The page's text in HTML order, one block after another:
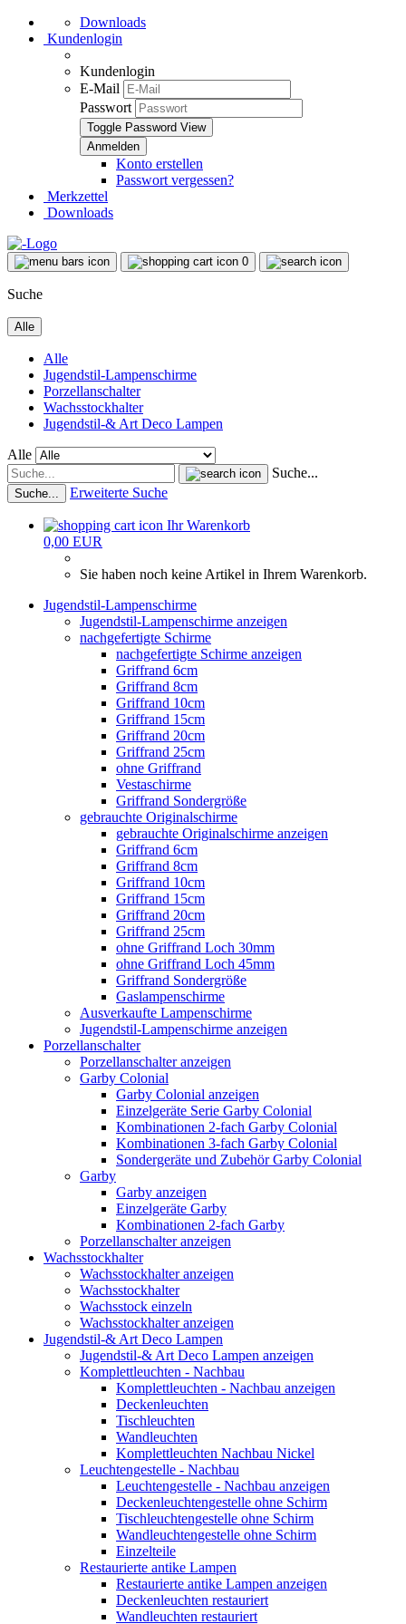
Downloads
Kundenlogin
Kundenlogin
E-Mail
Passwort
Toggle Password View
Konto erstellen
Passwort vergessen?
Merkzettel
Downloads
0
Suche
Alle
Alle
Jugendstil-Lampenschirme
Porzellanschalter
Wachsstockhalter
Jugendstil-& Art Deco Lampen
Alle
Suche...
Suche... Erweiterte Suche
Ihr Warenkorb
0,00 EUR
Sie haben noch keine Artikel in Ihrem Warenkorb.
Jugendstil-Lampenschirme
Jugendstil-Lampenschirme anzeigen
nachgefertigte Schirme
nachgefertigte Schirme anzeigen
Griffrand 6cm
Griffrand 8cm
Griffrand 10cm
Griffrand 15cm
Griffrand 20cm
Griffrand 25cm
ohne Griffrand
Vestaschirme
Griffrand Sondergröße
gebrauchte Originalschirme
gebrauchte Originalschirme anzeigen
Griffrand 6cm
Griffrand 8cm
Griffrand 10cm
Griffrand 15cm
Griffrand 20cm
Griffrand 25cm
ohne Griffrand Loch 30mm
ohne Griffrand Loch 45mm
Griffrand Sondergröße
Gaslampenschirme
Ausverkaufte Lampenschirme
Jugendstil-Lampenschirme anzeigen
Porzellanschalter
Porzellanschalter anzeigen
Garby Colonial
Garby Colonial anzeigen
Einzelgeräte Serie Garby Colonial
Kombinationen 2-fach Garby Colonial
Kombinationen 3-fach Garby Colonial
Sondergeräte und Zubehör Garby Colonial
Garby
Garby anzeigen
Einzelgeräte Garby
Kombinationen 2-fach Garby
Porzellanschalter anzeigen
Wachsstockhalter
Wachsstockhalter anzeigen
Wachsstockhalter
Wachsstock einzeln
Wachsstockhalter anzeigen
Jugendstil-& Art Deco Lampen
Jugendstil-& Art Deco Lampen anzeigen
Komplettleuchten - Nachbau
Komplettleuchten - Nachbau anzeigen
Deckenleuchten
Tischleuchten
Wandleuchten
Komplettleuchten Nachbau Nickel
Leuchtengestelle - Nachbau
Leuchtengestelle - Nachbau anzeigen
Deckenleuchtengestelle ohne Schirm
Tischleuchtengestelle ohne Schirm
Wandleuchtengestelle ohne Schirm
Einzelteile
Restaurierte antike Lampen
Restaurierte antike Lampen anzeigen
Deckenleuchten restauriert
Wandleuchten restauriert